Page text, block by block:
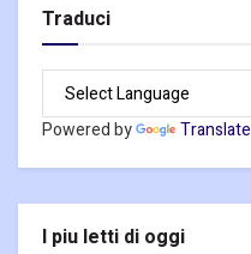
Traduci
Powered by Translate
I piu letti di oggi